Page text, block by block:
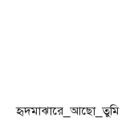
হৃদমাঝারে_আছো_তুমি